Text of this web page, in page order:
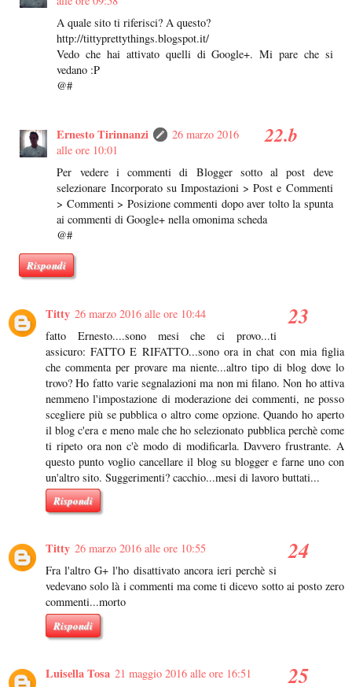
A quale sito ti riferisci? A questo?
http://tittyprettythings.blogspot.it/
Vedo che hai attivato quelli di Google+. Mi pare che si
vedano :P
@#
Ernesto Tirinnanzi
26 marzo 2016
alle ore 10:01
Per vedere i commenti di Blogger sotto al post deve
selezionare Incorporato su Impostazioni > Post e Commenti
> Commenti > Posizione commenti dopo aver tolto la spunta
ai commenti di Google+ nella omonima scheda
@#
Rispondi
Titty 26 marzo 2016 alle ore 10:44
fatto Ernesto....sono mesi che ci provo...ti
assicuro: FATTO E RIFATTO...sono ora in chat con mia figlia
che commenta per provare ma niente...altro tipo di blog dove lo
trovo? Ho fatto varie segnalazioni ma non mi filano. Non ho attiva
nemmeno l'impostazione di moderazione dei commenti, ne posso
scegliere più se pubblica o altro come opzione. Quando ho aperto
il blog c'era e meno male che ho selezionato pubblica perchè come
ti ripeto ora non c'è modo di modificarla. Davvero frustrante. A
questo punto voglio cancellare il blog su blogger e farne uno con
un'altro sito. Suggerimenti? cacchio...mesi di lavoro buttati...
Rispondi
Titty 26 marzo 2016 alle ore 10:55
Fra l'altro G+ l'ho disattivato ancora ieri perchè si
vedevano solo là i commenti ma come ti dicevo sotto ai posto zero
commenti...morto
Rispondi
Luisella Tosa 21 maggio 2016 alle ore 16:51